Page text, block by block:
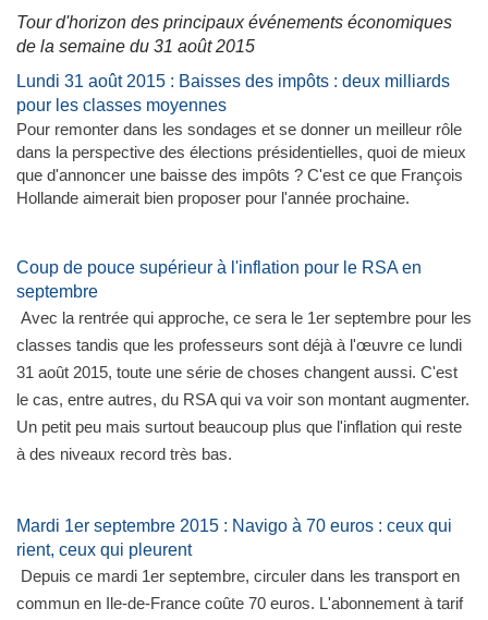
Tour d'horizon des principaux événements économiques
de la semaine du 31 août 2015
Lundi 31 août 2015 : Baisses des impôts : deux milliards
pour les classes moyennes
Pour remonter dans les sondages et se donner un meilleur rôle
dans la perspective des élections présidentielles, quoi de mieux
que d'annoncer une baisse des impôts ? C'est ce que François
Hollande aimerait bien proposer pour l'année prochaine.
Coup de pouce supérieur à l'inflation pour le RSA en
septembre
Avec la rentrée qui approche, ce sera le 1er septembre pour les
classes tandis que les professeurs sont déjà à l'œuvre ce lundi
31 août 2015, toute une série de choses changent aussi. C'est
le cas, entre autres, du RSA qui va voir son montant augmenter.
Un petit peu mais surtout beaucoup plus que l'inflation qui reste
à des niveaux record très bas.
Mardi 1er septembre 2015 : Navigo à 70 euros : ceux qui
rient, ceux qui pleurent
Depuis ce mardi 1er septembre, circuler dans les transport en
commun en Ile-de-France coûte 70 euros. L'abonnement à tarif